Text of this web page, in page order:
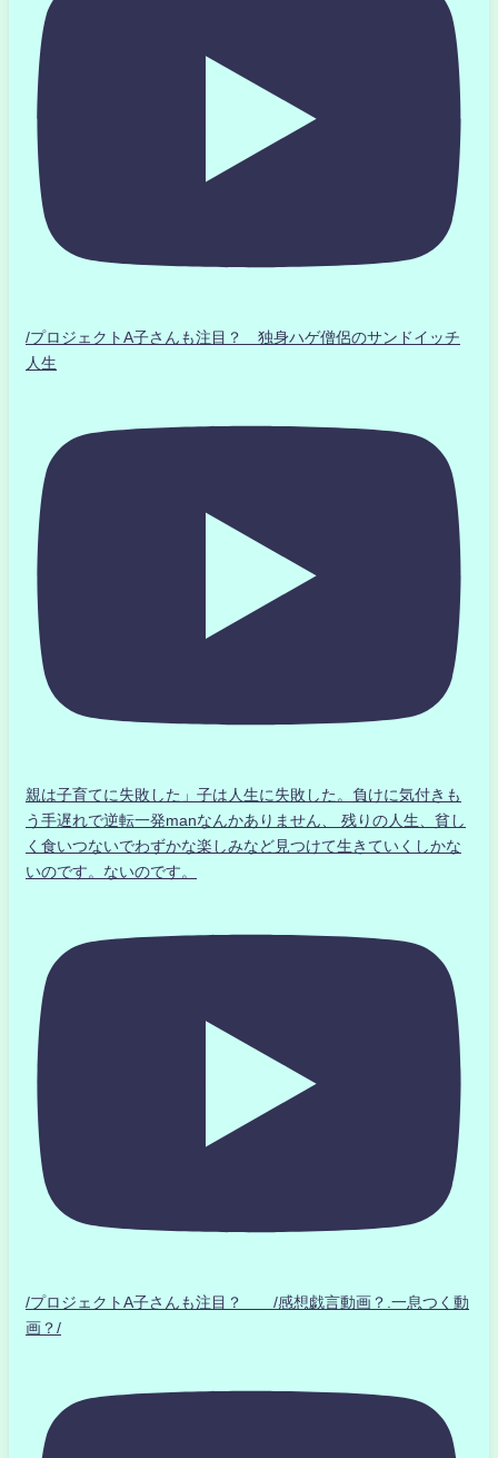
/プロジェクトA子さんも注目？ 独身ハゲ僧侶のサンドイッチ
人生
親は子育てに失敗した」子は人生に失敗した。負けに気付きも
う手遅れで逆転一発manなんかありません、 残りの人生、貧し
く食いつないでわずかな楽しみなど見つけて生きていくしかな
いのです。ないのです。
/プロジェクトA子さんも注目？ /感想戯言動画？.一息つく動
画？/